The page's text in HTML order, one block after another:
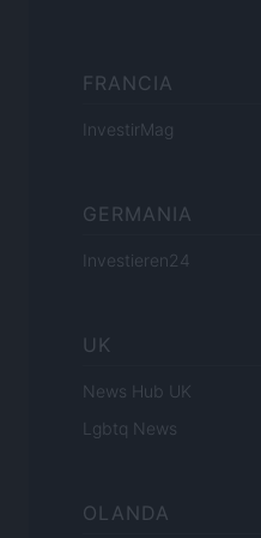
FRANCIA
InvestirMag
GERMANIA
Investieren24
UK
News Hub UK
Lgbtq News
OLANDA